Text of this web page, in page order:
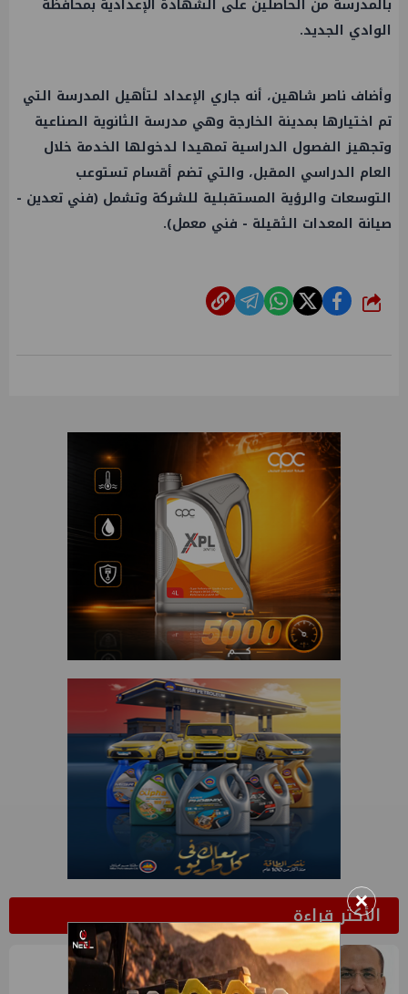
بالمدرسة من الحاصلين على الشهادة الإعدادية بمحافظة
الوادي الجديد.
وأضاف ناصر شاهين، أنه جاري الإعداد لتأهيل المدرسة التي
تم اختيارها بمدينة الخارجة وهي مدرسة الثانوية الصناعية
وتجهيز الفصول الدراسية تمهيدا لدخولها الخدمة خلال
العام الدراسي المقبل، والتي تضم أقسام تستوعب
التوسعات والرؤية المستقبلية للشركة وتشمل (فني تعدين -
صيانة المعدات الثقيلة - فني معمل).
شارك
الأكثر قراءة
وائل عطية يكتب: انتحال صفة الزلزال
×